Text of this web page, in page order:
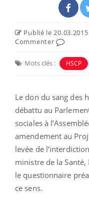
Publié le
Commenter
Mots clés : HSCP
Le don du sang des
débattu au
sociales à
amendement au
levée de
ministre de la
le questionnaire
ce sens.